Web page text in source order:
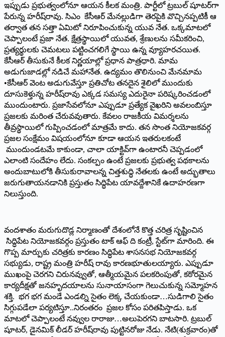
ఇప్పుడు ప్రభుత్వంలోనూ ఆయన కీలక మంత్రి. పార్టీలో ట్రబుల్‌ ‌షూటర్‌గా
పేరున్న హరీష్‌రావు. సిఎం కేసీఆర్‌ ‌మేనల్లుడిగా తెరపైకి వొచ్చినప్పటికీ ఆ
తర్వాత తన సత్తా ఏమిటో నిరూపించుకున్న యువ నేత. ఒక్కమాటలో
చెప్పాలంటే ప్రజా నేత. క్షేత్రస్థాయిలో యువత, శ్రేణులను సమీకరించి,
ప్రత్యర్థులకు చెమటలు పట్టించగలిగే స్థాయి ఉన్న వ్యూహరచయిత.
కేసీఆర్‌ ‌తీసుకునే కీలక నిర్ణయాల్లో ప్రధాన పాత్రధారి. మామ
అడుగుజాడల్లో నడిచే మహానేత. ఉద్యమం తొలినుంచి మేనమామ
•కేసీఆర్‌ ‌వెంట అడుగువేస్తూ ప్రతిచోట తనదైన శైలిలో ముందుకు
దూసుకెళ్తున్న హరీష్‌రావు ఎక్కడ సమస్య ఎదురైనా పరిష్కరించడంలో
ముందుంటారు. ప్రజాసేవలోనూ ఎప్పుడూ ప్రత్యేక వైఖరిని అవలంబిస్తూ
ప్రజలకు మరింత చేరువవుతారు. కేవలం రాజకీయ విమర్శలను
తీవ్రస్థాయిలో గుప్పించడంలో మాత్రమే కాదు. తన సొంత నియోజకవర్గ
ప్రజల సంక్షేమం విషయంలోనూ కూడా ఆయన ఇతరులకంటే
ముందుండటమే కాకుండా, చాలా యాక్టివ్‌గా ఉంటారనీ చెప్పడంలో
ఎలాంటి సందేహం లేదు. సంకల్పం ఉంటే ప్రజలకు ప్రభుత్వ పథకాలను
అందుబాటులోకి తీసుకురావాలన్న చిత్తశుద్ధి నేతలకు ఉంటే అద్భుతాలు
జరుగుతాయనడానికి ప్రస్తుతం సిద్ధిపేట యావద్దేశానికే ఉదాహరణగా
నిలుస్తుంది.
వందశాతం మరుగుదొడ్ల నిర్మాణంతో దేశంలోనే కొత్త చరిత్ర సృష్టించిన
సిద్ధిపేట నియోజకవర్గం ప్రస్తుతం టాక్‌ ఆఫ్‌ ‌ది కంట్రీ, స్టేట్‌గా మారింది. ఈ
గొప్ప మార్పుకు చరిత్రకు కారణం సిద్ధిపేట శాసనసభ నియోజకవర్గ
సభ్యుడు, రాష్ట్ర మంత్రి హరీష్‌ ‌రావు కారణభూతులయ్యారు. ఎప్పుడూ
ముఖంపై చెరగని చిరునవ్వుతో, ఆత్మీయమైన పలకరింపుతో, కఠోరమైన
కార్యదీక్షతో జనహృదయాలను సునాయాసంగా గెలుచుకున్న సమ్మోహన
శక్తి. భగ భగ మండే ఎండల్ని సైతం లెక్క చేయకుండా…సుడిగాలి సైతం
సిగ్గుపడేలా పర్యటిస్తూ..నిరంతరం ప్రజల కోసం పరితపిస్తాడు. ఒక
మాటలో చెప్పాలంటే నవ్వుల రారాజు…అలుపెరగని బాటసారి. ట్రబుల్‌
‌షూటర్‌, ‌డైనమిక్‌ ‌లీడర్‌ ‌హరీష్‌రావు పుట్టినరోజు నేడు. నేటి(శుక్రవారం)తో